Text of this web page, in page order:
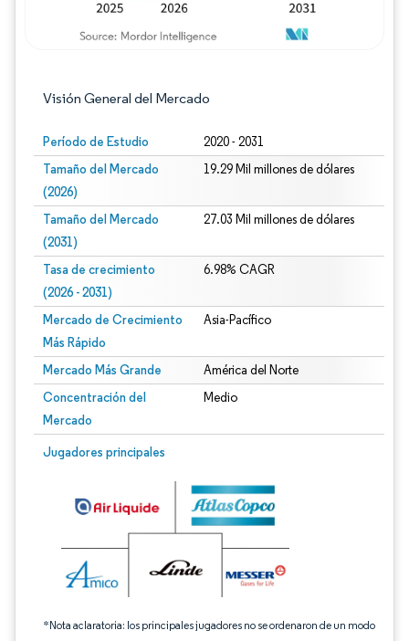
Visión General del Mercado
Período de Estudio 2020 - 2031
Tamaño del Mercado
(2026)
19.29 Mil millones de dólares
Tamaño del Mercado
(2031)
27.03 Mil millones de dólares
Tasa de crecimiento
(2026 - 2031)
6.98% CAGR
Mercado de Crecimiento
Más Rápido
Asia-Pacífico
Mercado Más Grande América del Norte
Concentración del
Mercado
Medio
Jugadores principales
*Nota aclaratoria: los principales jugadores no se ordenaron de un modo
Imagen © Mordor Intelligence. El uso requiere atribución según CC BY 4.0.